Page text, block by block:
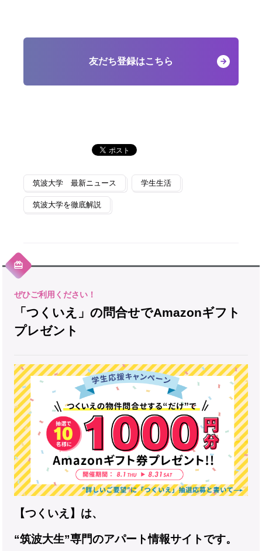
友だち登録はこちら
筑波大学 最新ニュース 学生生活
筑波大学を徹底解説
「つくいえ」の問合せでAmazonギフト
プレゼント
【つくいえ】は、
“筑波大生”専門のアパート情報サイトです。